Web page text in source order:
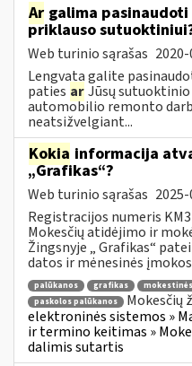
Ar galima
priklauso
Web turinio sąrašas
Lengvata galite
paties arJūsų
automobilio remonto
neatsižvelgiant...
Kokia informacija
„Grafikas“?
Web turinio sąrašas
Registracijos numeris
Mokesčių atidėjimo ir
Žingsnyje „ Grafikas“
datos ir mėnesinės
palūkanos grafikas
paskolos palūkanos
Mokesčių
elektroninės sistemos »
ir termino keitimas »
dalimis sutartis